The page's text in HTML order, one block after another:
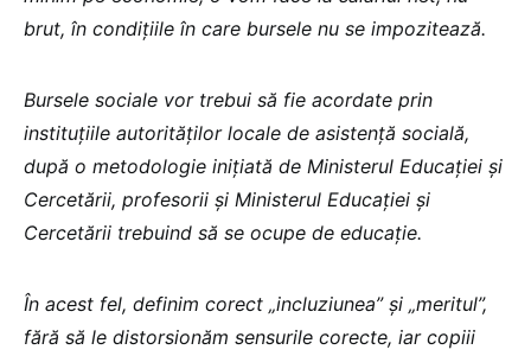
brut, în condițiile în care bursele nu se impozitează.
Bursele sociale vor trebui să fie acordate prin
instituțiile autorităților locale de asistență socială,
după o metodologie inițiată de Ministerul Educației și
Cercetării, profesorii și Ministerul Educației și
Cercetării trebuind să se ocupe de educație.
În acest fel, definim corect „incluziunea” și „meritul”,
fără să le distorsionăm sensurile corecte, iar copiii